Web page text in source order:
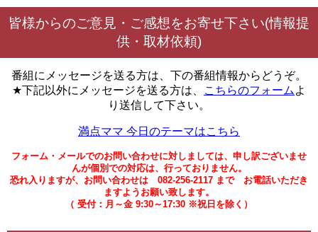
皆様からのご意見・ご感想をお寄せ下さい(情報提
供・取材依頼)
番組にメッセージを送る方は、下の番組情報からどうぞ。
★下記以外にメッセージを送る方は、
こちらのフォーム よ
り送信して下さい。
満点ママ 今日のテーマはこちら
フォーム・メールでのお問い合わせに対しましては、申し訳ございませ
んが個別での対応は、行っておりません。
恐れ入りますが、お問い合わせは 082-256-2117 まで お電話いただき
ますようお願い致します。
（ 受付：月～金 9:30～17:30 ※祝日を除く）